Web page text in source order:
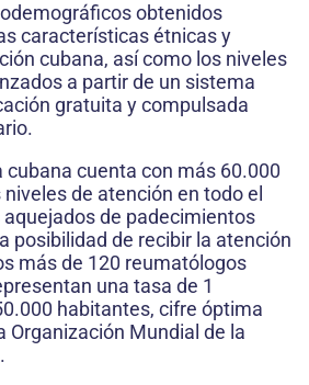
obtenidos
características étnicas y
cubana, así como los niveles
a partir de un sistema
gratuita y compulsada
cuenta con más 60.000
de atención en todo el
de padecimientos
posibilidad de recibir la atención
más de 120 reumatólogos
una tasa de 1
habitantes, cifre óptima
Organización Mundial de la